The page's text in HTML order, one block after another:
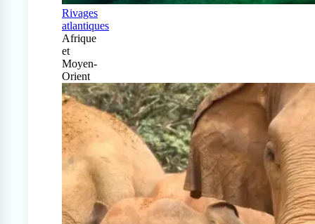
Rivages
atlantiques
Afrique
et
Moyen-
Orient